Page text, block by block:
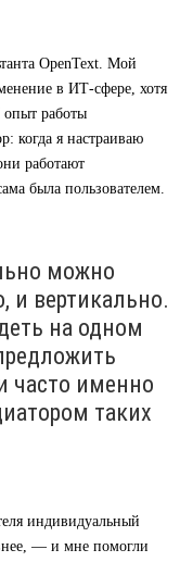
OpenText. Мой
в ИТ-сфере, хотя
работы
когда я настраиваю
работают
была пользователем.
можно
и вертикально.
на одном
часто именно
таких
индивидуальный
— и мне помогли